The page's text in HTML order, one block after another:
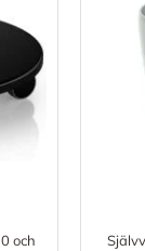
och